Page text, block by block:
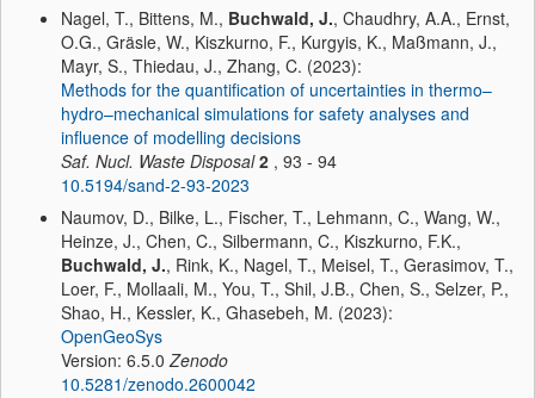
Nagel, T., Bittens, M., Buchwald, J., Chaudhry, A.A., Ernst,
O.G., Gräsle, W., Kiszkurno, F., Kurgyis, K., Maßmann, J.,
Mayr, S., Thiedau, J., Zhang, C. (2023):
Methods for the quantification of uncertainties in thermo–
hydro–mechanical simulations for safety analyses and
influence of modelling decisions
Saf. Nucl. Waste Disposal 2 , 93 - 94
10.5194/sand-2-93-2023
Naumov, D., Bilke, L., Fischer, T., Lehmann, C., Wang, W.,
Heinze, J., Chen, C., Silbermann, C., Kiszkurno, F.K.,
Buchwald, J., Rink, K., Nagel, T., Meisel, T., Gerasimov, T.,
Loer, F., Mollaali, M., You, T., Shil, J.B., Chen, S., Selzer, P.,
Shao, H., Kessler, K., Ghasebeh, M. (2023):
OpenGeoSys
Version: 6.5.0Zenodo
10.5281/zenodo.2600042